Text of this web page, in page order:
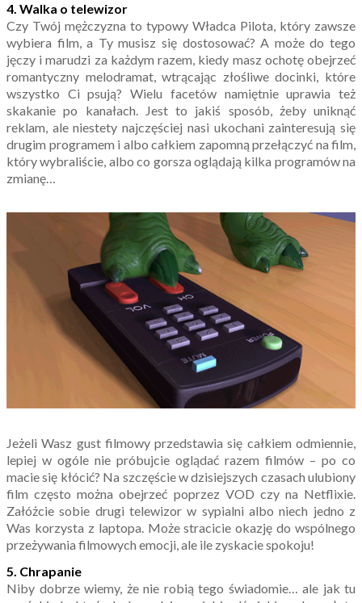
4. Walka o telewizor
Czy Twój mężczyzna to typowy Władca Pilota, który zawsze
wybiera film, a Ty musisz się dostosować? A może do tego
jęczy i marudzi za każdym razem, kiedy masz ochotę obejrzeć
romantyczny melodramat, wtrącając złośliwe docinki, które
wszystko Ci psują? Wielu facetów namiętnie uprawia też
skakanie po kanałach. Jest to jakiś sposób, żeby uniknąć
reklam, ale niestety najczęściej nasi ukochani zainteresują się
drugim programem i albo całkiem zapomną przełączyć na film,
który wybraliście, albo co gorsza oglądają kilka programów na
zmianę…
Jeżeli Wasz gust filmowy przedstawia się całkiem odmiennie,
lepiej w ogóle nie próbujcie oglądać razem filmów – po co
macie się kłócić? Na szczęście w dzisiejszych czasach ulubiony
film często można obejrzeć poprzez VOD czy na Netflixie.
Załóżcie sobie drugi telewizor w sypialni albo niech jedno z
Was korzysta z laptopa. Może stracicie okazję do wspólnego
przeżywania filmowych emocji, ale ile zyskacie spokoju!
5. Chrapanie
Niby dobrze wiemy, że nie robią tego świadomie… ale jak tu